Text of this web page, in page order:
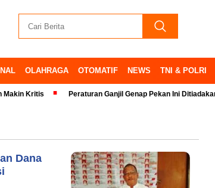
OLAHRAGA OTOMATIF NEWS TNI & POLRI
Peraturan Ganjil Genap Pekan Ini Ditiadakan
Dana